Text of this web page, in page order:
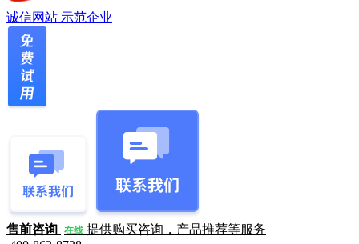
诚信网站 示范企业
售前咨询 在线 提供购买咨询，产品推荐等服务